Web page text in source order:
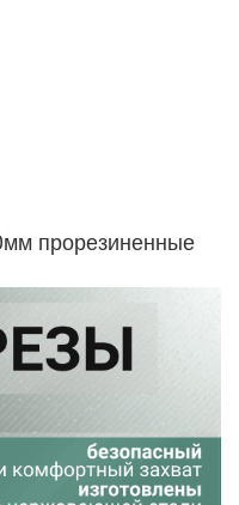
прорезиненные